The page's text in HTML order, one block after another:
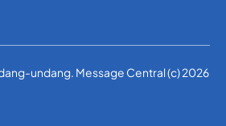
undang. Message Central (c) 2026